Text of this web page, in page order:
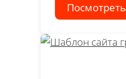
Посмотреть